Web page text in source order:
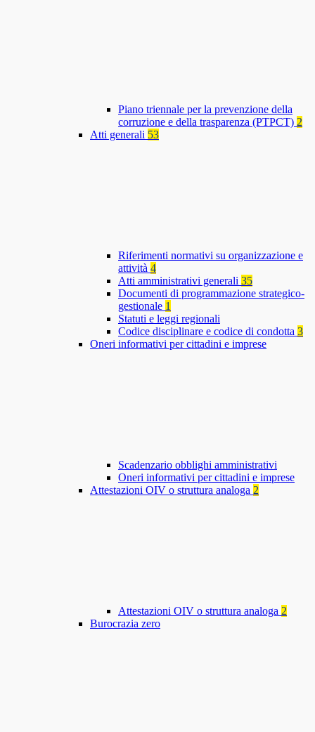
Piano triennale per la prevenzione della
corruzione e della trasparenza (PTPCT) 2
Atti generali 53
Riferimenti normativi su organizzazione e
attività 4
Atti amministrativi generali 35
Documenti di programmazione strategico-
gestionale 1
Statuti e leggi regionali
Codice disciplinare e codice di condotta 3
Oneri informativi per cittadini e imprese
Scadenzario obblighi amministrativi
Oneri informativi per cittadini e imprese
Attestazioni OIV o struttura analoga 2
Attestazioni OIV o struttura analoga 2
Burocrazia zero